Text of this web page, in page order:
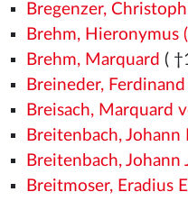
Bregenzer, Christoph
Brehm, Hieronymus
Brehm, Marquard (
Breineder,
Breisach, Marquard
Breitenbach, Johann
Breitenbach, Johann
Breitmoser, Eradius